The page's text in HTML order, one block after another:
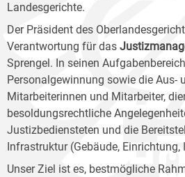
Landesgerichte.
Der Präsident des
Verantwortung für das
Sprengel. In seinen
Personalgewinnung sowie die Aus-
Mitarbeiterinnen und Mitarbeiter,
besoldungsrechtliche
Justizbediensteten und die
Infrastruktur (Gebäude, Einrichtung,
Unser Ziel ist es, bestmögliche